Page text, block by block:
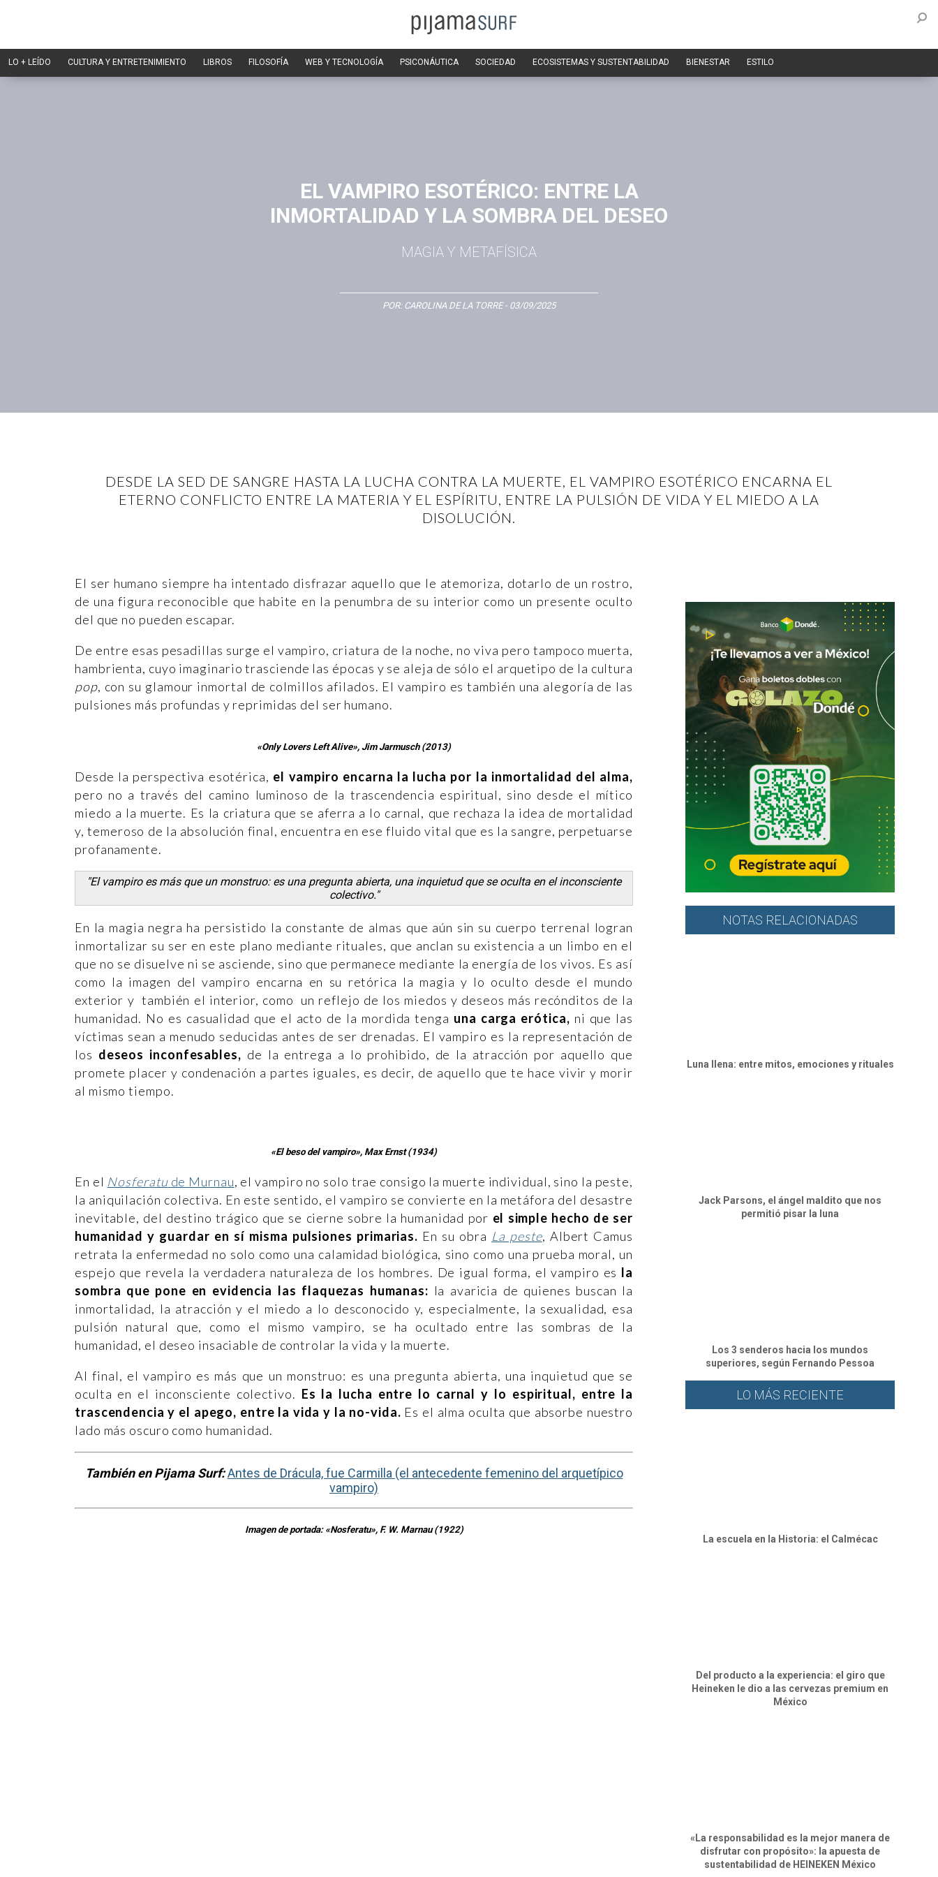
LO + LEÍDO CULTURA Y ENTRETENIMIENTO LIBROS FILOSOFÍA WEB Y TECNOLOGÍA PSICONÁUTICA SOCIEDAD ECOSISTEMAS Y SUSTENTABILIDAD BIENESTAR ESTILO
EL VAMPIRO ESOTÉRICO: ENTRE LA
INMORTALIDAD Y LA SOMBRA DEL DESEO
MAGIA Y METAFÍSICA
POR: CAROLINA DE LA TORRE- 03/09/2025
DESDE LA SED DE SANGRE HASTA LA LUCHA CONTRA LA MUERTE, EL VAMPIRO ESOTÉRICO ENCARNA EL
ETERNO CONFLICTO ENTRE LA MATERIA Y EL ESPÍRITU, ENTRE LA PULSIÓN DE VIDA Y EL MIEDO A LA
DISOLUCIÓN.
El ser humano siempre ha intentado disfrazar aquello que le atemoriza, dotarlo de un rostro,
de una figura reconocible que habite en la penumbra de su interior como un presente oculto
del que no pueden escapar.
De entre esas pesadillas surge el vampiro, criatura de la noche, no viva pero tampoco muerta,
hambrienta, cuyo imaginario trasciende las épocas y se aleja de sólo el arquetipo de la cultura
pop, con su glamour inmortal de colmillos afilados. El vampiro es también una alegoría de las
pulsiones más profundas y reprimidas del ser humano.
«Only Lovers Left Alive», Jim Jarmusch (2013)
Desde la perspectiva esotérica, el vampiro encarna la lucha por la inmortalidad del alma,
pero no a través del camino luminoso de la trascendencia espiritual, sino desde el mítico
miedo a la muerte. Es la criatura que se aferra a lo carnal, que rechaza la idea de mortalidad
y, temeroso de la absolución final, encuentra en ese fluido vital que es la sangre, perpetuarse
profanamente.
"El vampiro es más que un monstruo: es una pregunta abierta, una inquietud que se oculta en el inconsciente
colectivo."
En la magia negra ha persistido la constante de almas que aún sin su cuerpo terrenal logran
inmortalizar su ser en este plano mediante rituales, que anclan su existencia a un limbo en el
que no se disuelve ni se asciende, sino que permanece mediante la energía de los vivos. Es así
como la imagen del vampiro encarna en su retórica la magia y lo oculto desde el mundo
exterior y también el interior, como un reflejo de los miedos y deseos más recónditos de la
humanidad. No es casualidad que el acto de la mordida tenga una carga erótica, ni que las
víctimas sean a menudo seducidas antes de ser drenadas. El vampiro es la representación de
los deseos inconfesables, de la entrega a lo prohibido, de la atracción por aquello que
promete placer y condenación a partes iguales, es decir, de aquello que te hace vivir y morir
al mismo tiempo.
«El beso del vampiro», Max Ernst (1934)
En el Nosferatude Murnau, el vampiro no solo trae consigo la muerte individual, sino la peste,
la aniquilación colectiva. En este sentido, el vampiro se convierte en la metáfora del desastre
inevitable, del destino trágico que se cierne sobre la humanidad por el simple hecho de ser
humanidad y guardar en sí misma pulsiones primarias. En su obra La peste, Albert Camus
retrata la enfermedad no solo como una calamidad biológica, sino como una prueba moral, un
espejo que revela la verdadera naturaleza de los hombres. De igual forma, el vampiro es la
sombra que pone en evidencia las flaquezas humanas: la avaricia de quienes buscan la
inmortalidad, la atracción y el miedo a lo desconocido y, especialmente, la sexualidad, esa
pulsión natural que, como el mismo vampiro, se ha ocultado entre las sombras de la
humanidad, el deseo insaciable de controlar la vida y la muerte.
Al final, el vampiro es más que un monstruo: es una pregunta abierta, una inquietud que se
oculta en el inconsciente colectivo. Es la lucha entre lo carnal y lo espiritual, entre la
trascendencia y el apego, entre la vida y la no-vida. Es el alma oculta que absorbe nuestro
lado más oscuro como humanidad.
También en Pijama Surf: Antes de Drácula, fue Carmilla (el antecedente femenino del arquetípico
vampiro)
Imagen de portada: «Nosferatu», F. W. Marnau (1922)
NOTAS RELACIONADAS
Luna llena: entre mitos, emociones y rituales
Jack Parsons, el ángel maldito que nos
permitió pisar la luna
Los 3 senderos hacia los mundos
superiores, según Fernando Pessoa
LO MÁS RECIENTE
⁠La escuela en la Historia: el Calmécac
Del producto a la experiencia: el giro que
Heineken le dio a las cervezas premium en
México
«La responsabilidad es la mejor manera de
disfrutar con propósito»: la apuesta de
sustentabilidad de HEINEKEN México